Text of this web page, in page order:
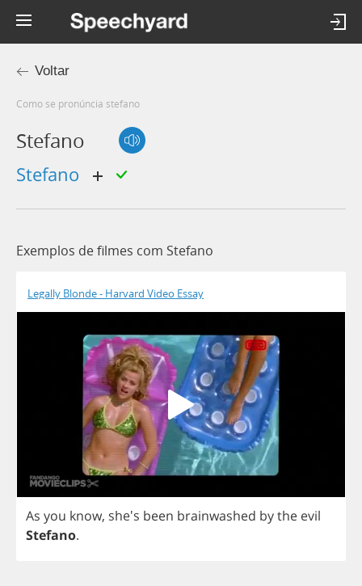
Voltar
Como se pronúncia stefano
Stefano
stefano
Exemplos de filmes com Stefano
Legally Blonde - Harvard Video Essay
As you know, she's been brainwashed bythe evil
Stefano.